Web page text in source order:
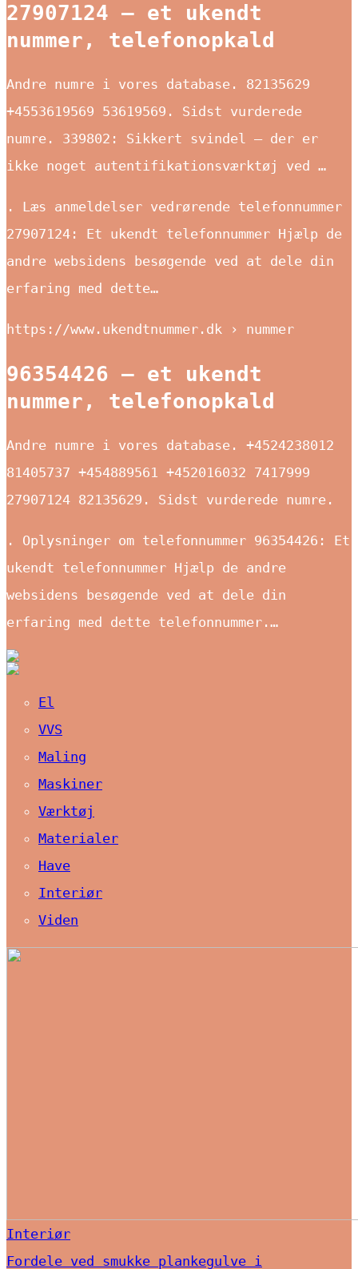
27907124 – et ukendt
nummer, telefonopkald
Andre numre i vores database. 82135629
+4553619569 53619569. Sidst vurderede
numre. 339802: Sikkert svindel – der er
ikke noget autentifikationsværktøj ved …
. Læs anmeldelser vedrørende telefonnummer
27907124: Et ukendt telefonnummer Hjælp de
andre websidens besøgende ved at dele din
erfaring med dette…
https://www.ukendtnummer.dk › nummer
96354426 – et ukendt
nummer, telefonopkald
Andre numre i vores database. +4524238012
81405737 +454889561 +452016032 7417999
27907124 82135629 . Sidst vurderede numre.
. Oplysninger om telefonnummer 96354426: Et
ukendt telefonnummer Hjælp de andre
websidens besøgende ved at dele din
erfaring med dette telefonnummer.…
El
VVS
Maling
Maskiner
Værktøj
Materialer
Have
Interiør
Viden
Interiør
Fordele ved smukke plankegulve i